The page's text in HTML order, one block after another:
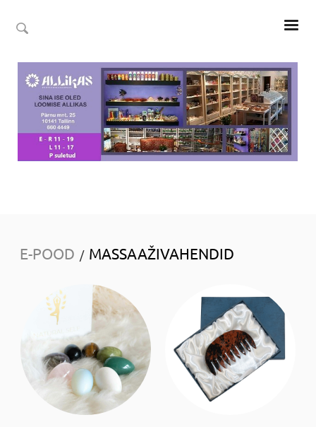
E-POOD / MASSAAŽIVAHENDID